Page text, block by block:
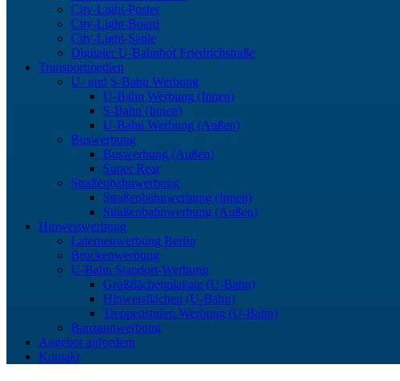
City-Light-Poster
City-Light-Board
City-Light-Säule
Digitaler U-Bahnhof Friedrichstraße
Transportmedien
U- und S-Bahn Werbung
U-Bahn Werbung (Innen)
S-Bahn (Innen)
U-Bahn Werbung (Außen)
Buswerbung
Buswerbung (Außen)
Super Rear
Straßenbahnwerbung
Straßenbahnwerbung (Innen)
Straßenbahnwerbung (Außen)
Hinweiswerbung
Laternenwerbung Berlin
Brückenwerbung
U-Bahn Standort-Werbung
Großflächenplakate (U-Bahn)
Hinweisflächen (U-Bahn)
Treppenstufen Werbung (U-Bahn)
Bauzaunwerbung
Angebot anfordern
Kontakt